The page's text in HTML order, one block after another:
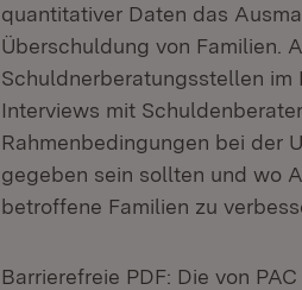
quantitativer Daten das
Überschuldung von Familien.
Schuldnerberatungsstellen
Interviews mit
Rahmenbedingungen bei der
gegeben sein sollten und wo
betroffene Familien zu
Barrierefreie PDF: Die von